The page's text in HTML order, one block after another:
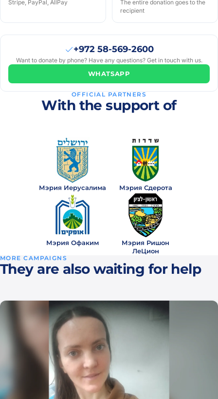
Stripe, PayPal, AllPay
The entire donation goes to the
recipient
+972 58-569-2600
Want to donate by phone? Have any questions? Get in touch with us.
WHATSAPP
OFFICIAL PARTNERS
With the support of
Мэрия Иерусалима Мэрия Сдерота
Мэрия Офаким
Мэрия Ришон
ЛеЦион
MORE CAMPAIGNS
They are also waiting for help